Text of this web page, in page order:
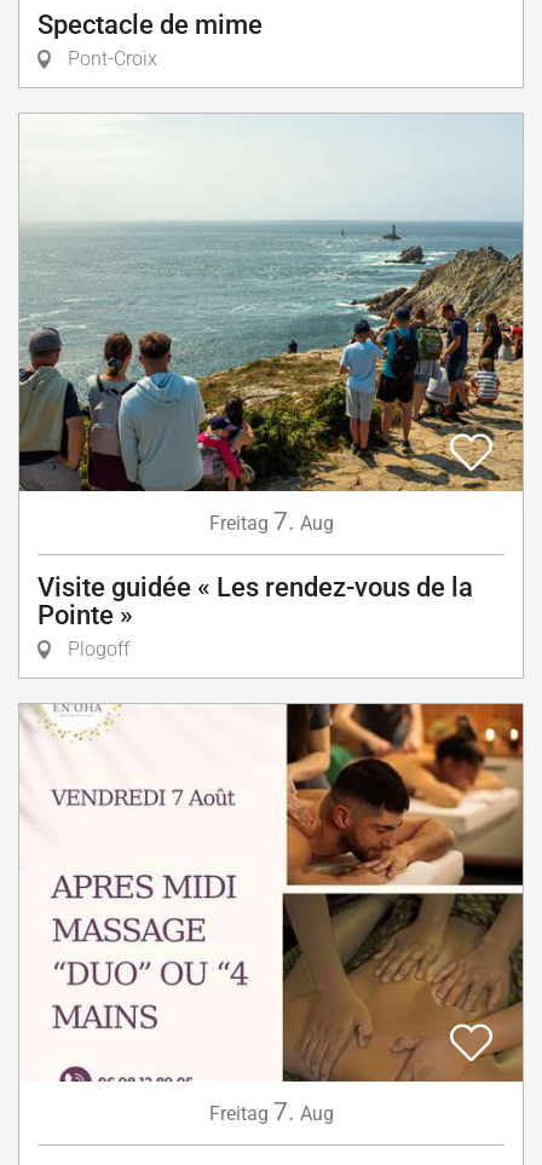
Spectacle de mime
Pont-Croix
Freitag 7. Aug
Visite guidée « Les rendez-vous de la
Pointe »
Plogoff
Freitag 7. Aug